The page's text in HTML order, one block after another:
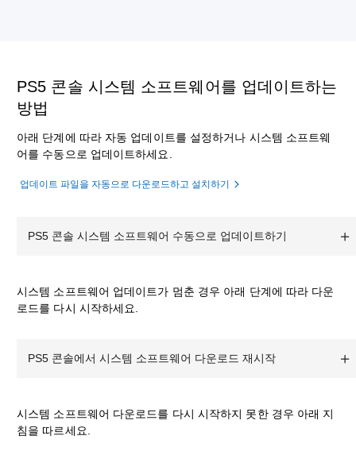
PS5 콘솔 시스템 소프트웨어를 업데이트하는
방법
아래 단계에 따라 자동 업데이트를 설정하거나 시스템 소프트웨
어를 수동으로 업데이트하세요.
업데이트 파일을 자동으로 다운로드하고 설치하기
PS5 콘솔 시스템 소프트웨어 수동으로 업데이트하기
시스템 소프트웨어 업데이트가 멈춘 경우 아래 단계에 따라 다운
로드를 다시 시작하세요.
PS5 콘솔에서 시스템 소프트웨어 다운로드 재시작
시스템 소프트웨어 다운로드를 다시 시작하지 못한 경우 아래 지
침을 따르세요.